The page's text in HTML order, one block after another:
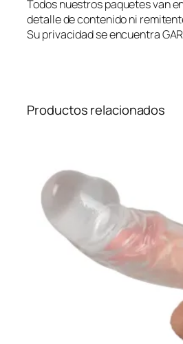
n
e
l
t
Todos nuestros paquetes van
detalle de contenido ni
Su privacidad se encuentra
Productos relacionados